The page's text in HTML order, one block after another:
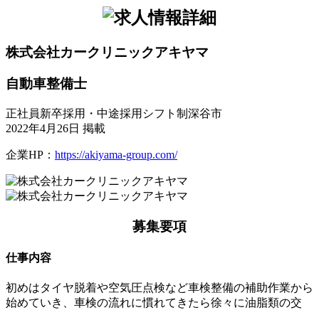
株式会社カークリニックアキヤマ
自動車整備士
正社員新卒採用・中途採用 シフト制 深谷市
2022年4月26日 掲載
企業HP： https://akiyama-group.com/
募集要項
仕事内容
初めはタイヤ脱着や空気圧点検など車検整備の補助作業から
始めていき、車検の流れに慣れてきたら徐々に油脂類の交